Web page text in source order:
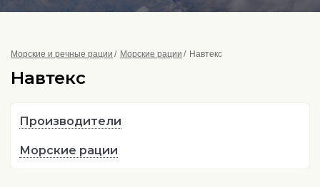
Морские и речные рации Морские рации Навтекс
Навтекс
Производители
Морские рации